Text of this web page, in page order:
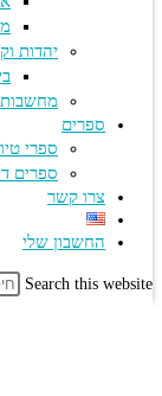
יהדות וקבלה
בית
מחשבות
ספרים
ספרי טיולים
ספרים דת ורוח
צרו קשר
החשבון שלי
Search this